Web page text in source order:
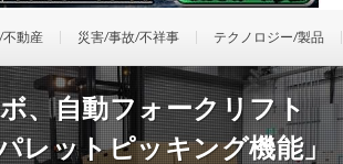
動産 災害/事故/不祥事 テクノロジー/製品
、自動フォークリフト
レットピッキング機能」